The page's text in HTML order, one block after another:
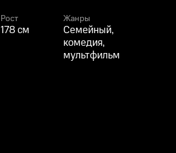
Рост
178 см
Жанры
Семейный,
комедия,
мультфильм